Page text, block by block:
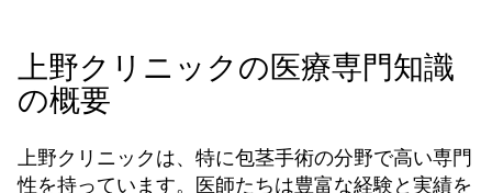
上野クリニックの医療専門知識
の概要
上野クリニックは、特に包茎手術の分野で高い専門
性を持っています。医師たちは豊富な経験と実績を